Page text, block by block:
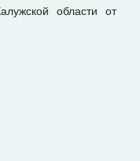
области от